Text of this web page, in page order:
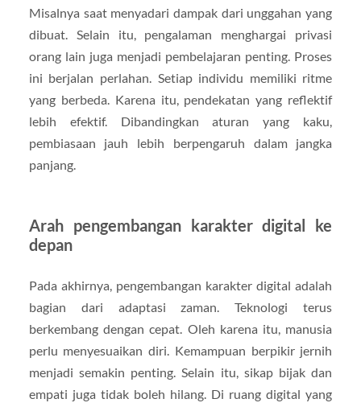
Misalnya saat menyadari dampak dari unggahan yang
dibuat. Selain itu, pengalaman menghargai privasi
orang lain juga menjadi pembelajaran penting. Proses
ini berjalan perlahan. Setiap individu memiliki ritme
yang berbeda. Karena itu, pendekatan yang reflektif
lebih efektif. Dibandingkan aturan yang kaku,
pembiasaan jauh lebih berpengaruh dalam jangka
panjang.
Arah pengembangan karakter digital ke
depan
Pada akhirnya, pengembangan karakter digital adalah
bagian dari adaptasi zaman. Teknologi terus
berkembang dengan cepat. Oleh karena itu, manusia
perlu menyesuaikan diri. Kemampuan berpikir jernih
menjadi semakin penting. Selain itu, sikap bijak dan
empati juga tidak boleh hilang. Di ruang digital yang